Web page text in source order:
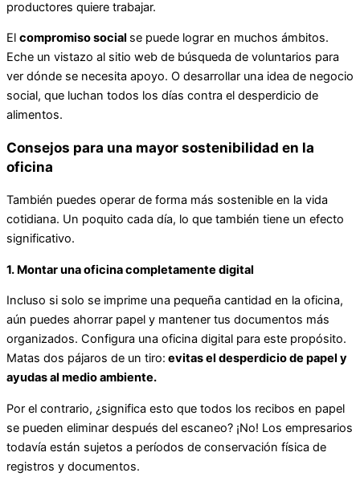
productores quiere trabajar.
El compromiso social se puede lograr en muchos ámbitos.
Eche un vistazo al sitio web de búsqueda de voluntarios para
ver dónde se necesita apoyo. O desarrollar una idea de negocio
social, que luchan todos los días contra el desperdicio de
alimentos.
Consejos para una mayor sostenibilidad en la
oficina
También puedes operar de forma más sostenible en la vida
cotidiana. Un poquito cada día, lo que también tiene un efecto
significativo.
1. Montar una oficina completamente digital
Incluso si solo se imprime una pequeña cantidad en la oficina,
aún puedes ahorrar papel y mantener tus documentos más
organizados. Configura una oficina digital para este propósito.
Matas dos pájaros de un tiro: evitas el desperdicio de papel y
ayudas al medio ambiente.
Por el contrario, ¿significa esto que todos los recibos en papel
se pueden eliminar después del escaneo? ¡No! Los empresarios
todavía están sujetos a períodos de conservación física de
registros y documentos.